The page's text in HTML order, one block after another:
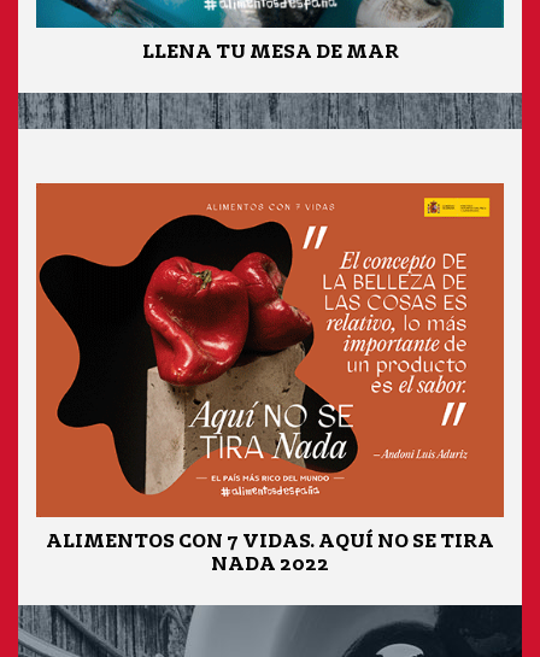
LLENA TU MESA DE MAR
ALIMENTOS CON 7 VIDAS. AQUÍ NO SE TIRA
NADA 2022